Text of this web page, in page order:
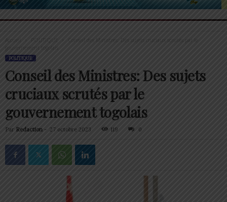
Accueil POLITIQUE
Conseil des Ministres: Des sujets cruciaux scrutés par le
gouvernement togolais
POLITIQUE
Conseil des Ministres: Des sujets
cruciaux scrutés par le
gouvernement togolais
Par Redaction - 27 octobre 2023 119 0